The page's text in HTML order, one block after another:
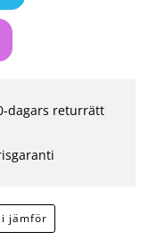
jämför
dagars returrätt